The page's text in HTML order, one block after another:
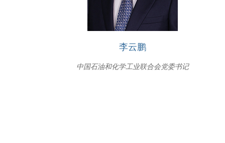
李云鹏
中国石油和化学工业联合会党委书记